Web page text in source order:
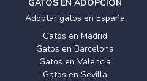
GATOS EN ADOPCIÓN
Adoptar gatos en España
Gatos en Madrid
Gatos en Barcelona
Gatos en Valencia
Gatos en Sevilla